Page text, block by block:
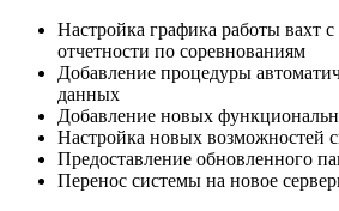
Настройка графика работы вахт
отчетности по соревнованиям
Добавление процедуры
данных
Добавление новых
Настройка новых возможностей
Предоставление обновленного
Перенос системы на новое